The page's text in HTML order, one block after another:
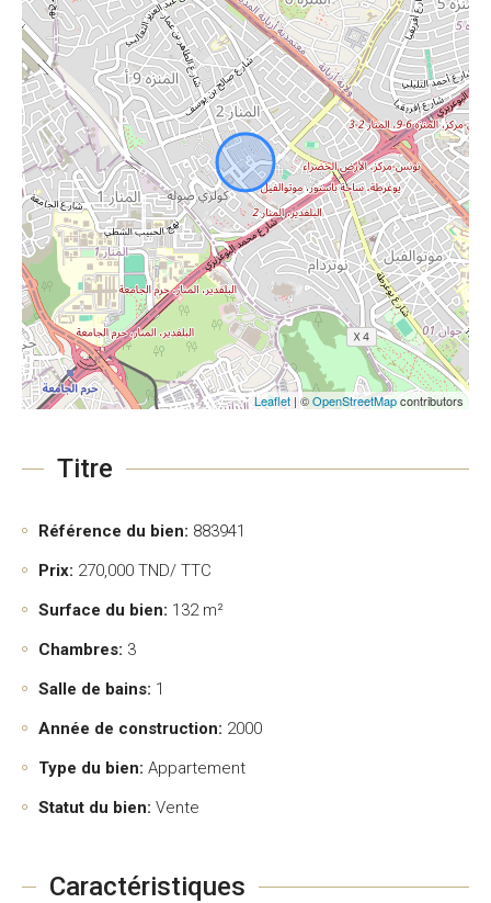
Leaflet | ©OpenStreetMapcontributors
Titre
Référence du bien: 883941
Prix: 270,000 TND/ TTC
Surface du bien: 132 m²
Chambres: 3
Salle de bains: 1
Année de construction: 2000
Type du bien: Appartement
Statut du bien: Vente
Caractéristiques